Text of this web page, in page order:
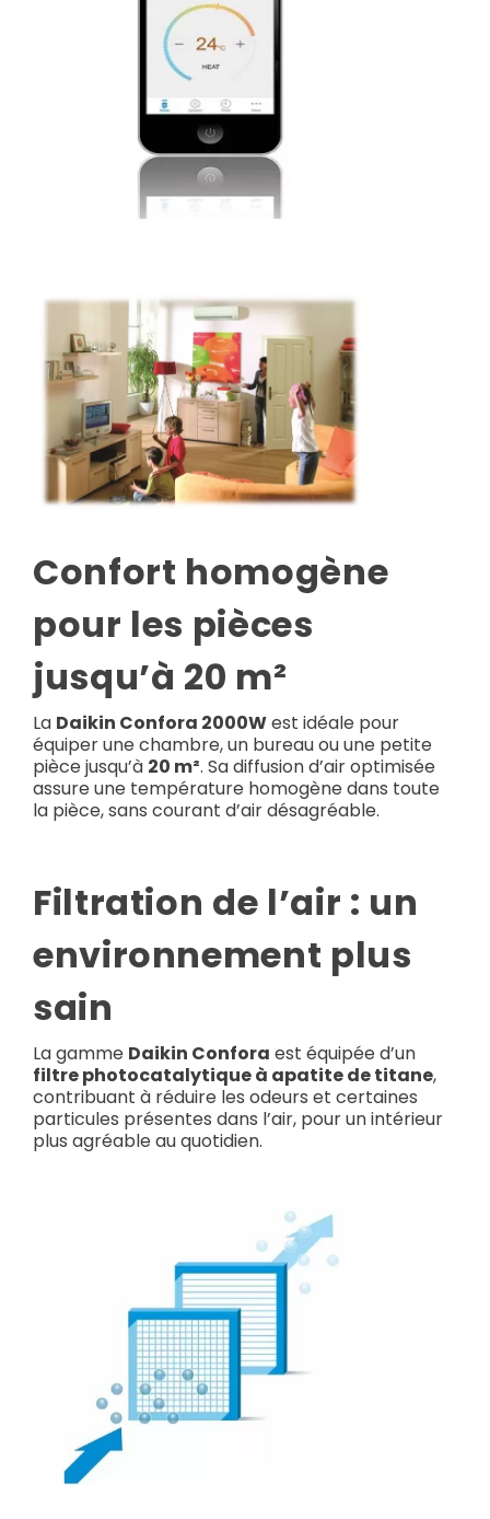
Confort homogène
pour les pièces
jusqu’à 20 m²
La Daikin Confora 2000West idéale pour
équiper une chambre, un bureau ou une petite
pièce jusqu’à 20 m². Sa diffusion d’air optimisée
assure une température homogène dans toute
la pièce, sans courant d’air désagréable.
Filtration de l’air : un
environnement plus
sain
La gamme Daikin Confora est équipée d’un
filtre photocatalytique à apatite de titane,
contribuant à réduire les odeurs et certaines
particules présentes dans l’air, pour un intérieur
plus agréable au quotidien.